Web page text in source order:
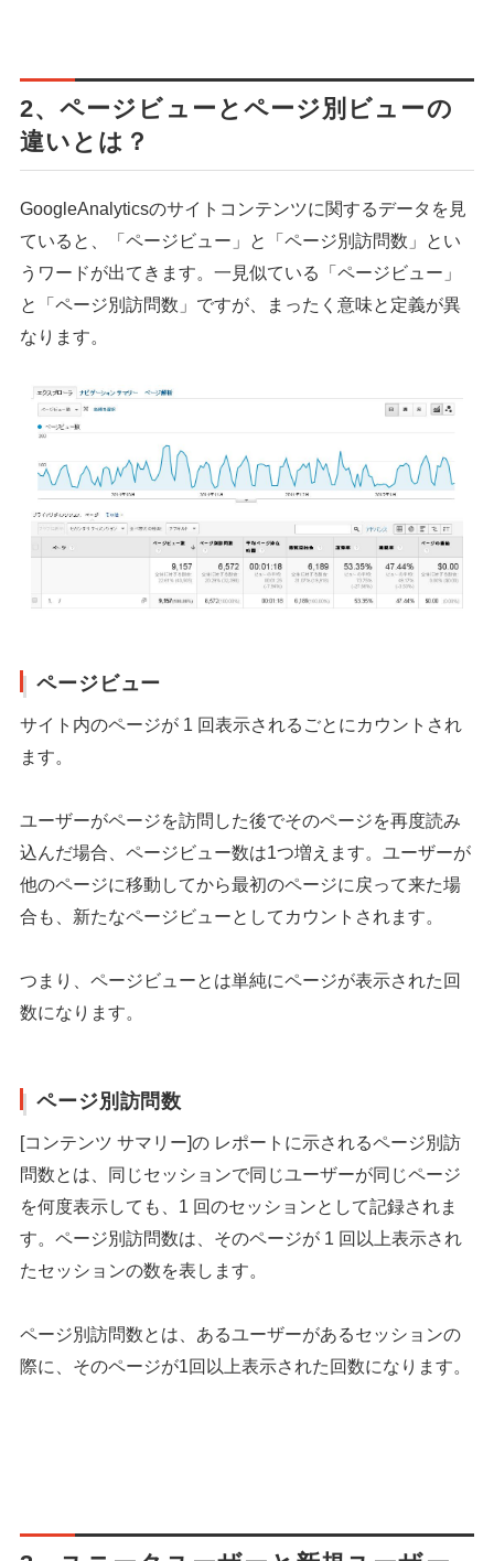
2、ページビューとページ別ビューの
違いとは？
GoogleAnalyticsのサイトコンテンツに関するデータを見
ていると、「ページビュー」と「ページ別訪問数」とい
うワードが出てきます。一見似ている「ページビュー」
と「ページ別訪問数」ですが、まったく意味と定義が異
なります。
ページビュー
サイト内のページが 1 回表示されるごとにカウントされ
ます。
ユーザーがページを訪問した後でそのページを再度読み
込んだ場合、ページビュー数は1つ増えます。ユーザーが
他のページに移動してから最初のページに戻って来た場
合も、新たなページビューとしてカウントされます。
つまり、ページビューとは単純にページが表示された回
数になります。
ページ別訪問数
[コンテンツ サマリー]の レポートに示されるページ別訪
問数とは、同じセッションで同じユーザーが同じページ
を何度表示しても、1 回のセッションとして記録されま
す。ページ別訪問数は、そのページが 1 回以上表示され
たセッションの数を表します。
ページ別訪問数とは、あるユーザーがあるセッションの
際に、そのページが1回以上表示された回数になります。